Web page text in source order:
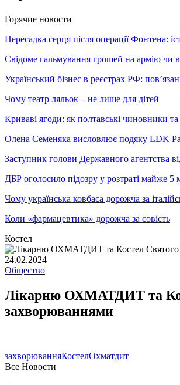
Горячие новости
Пересадка серця після операції Фонтена:
Свідоме гальмування грошей на армію чи
Український бізнес в реєстрах РФ:
Чому театр ляльок – не лише для дітей
Криваві ягоди: як полтавські чиновники
Олена Семеняка висловлює подяку LDK
Заступник голови Державного агентства
ДБР оголосило підозру у розтраті майже
Чому українська ковбаса дорожча за
Коли «фармацевтика» дорожча за совість
Костел
24.02.2024
Общество
Лікарню ОХМАТДИТ та
захворюваннями
захворюванняКостелОхматдит
Все Новости